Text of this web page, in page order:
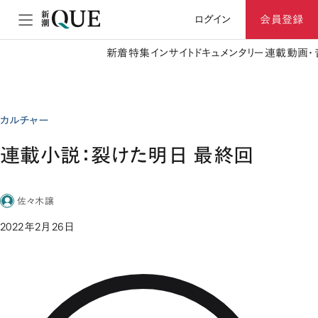
ログイン 会員登録
新着特集 インサイト ドキュメンタリー 連載動画
カルチャー
連載小説：裂けた明日 最終回
佐々木譲
2022年2月26日